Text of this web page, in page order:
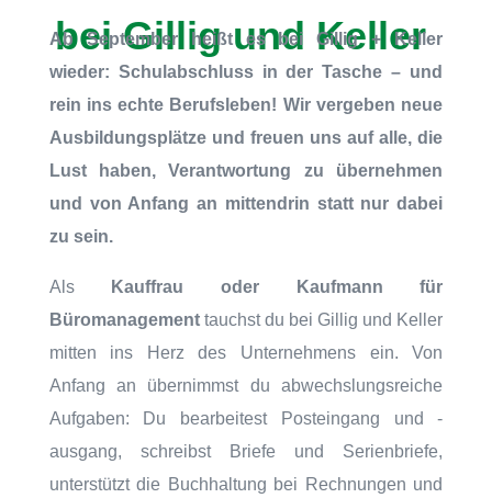
bei Gillig und Keller
Ab September heißt es bei Gillig + Keller
wieder: Schulabschluss in der Tasche – und
rein ins echte Berufsleben! Wir vergeben neue
Ausbildungsplätze und freuen uns auf alle, die
Lust haben, Verantwortung zu übernehmen
und von Anfang an mittendrin statt nur dabei
zu sein.
Als
Kauffrau oder Kaufmann für
Büromanagementtauchst du bei Gillig und Keller
mitten ins Herz des Unternehmens ein. Von
Anfang an übernimmst du abwechslungsreiche
Aufgaben: Du bearbeitest Posteingang und -
ausgang, schreibst Briefe und Serienbriefe,
unterstützt die Buchhaltung bei Rechnungen und